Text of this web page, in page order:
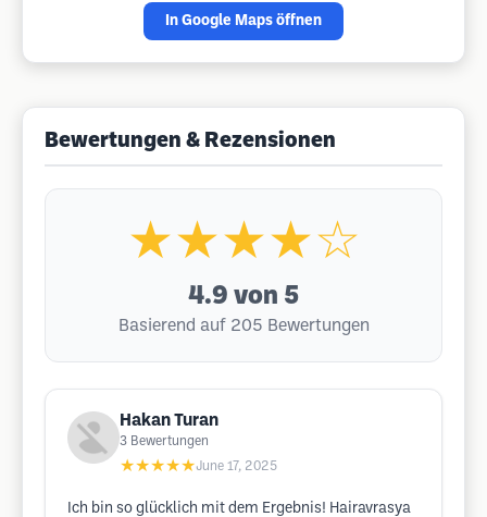
In Google Maps öffnen
Bewertungen & Rezensionen
★★★★☆
4.9 von 5
Basierend auf 205 Bewertungen
Hakan Turan
3 Bewertungen
★★★★★June 17, 2025
Ich bin so glücklich mit dem Ergebnis! Hairavrasya